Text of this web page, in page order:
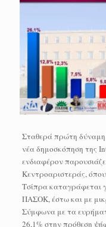
Σταθερά πρώτη δύναμη
νέα δημοσκόπηση της
ενδιαφέρον
Κεντροαριστεράς,
Τσίπρα καταγράφεται
ΠΑΣΟΚ, έστω και με
Σύμφωνα με τα
26,1% στην πρόθεση